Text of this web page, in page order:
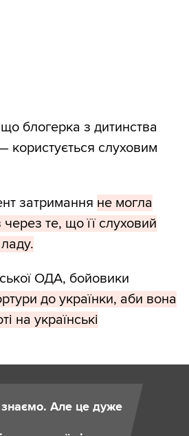
блогерка з дитинства
користується слуховим
затримання не могла
те, що її слуховий
ОДА, бойовики
до українки, аби вона
на українські
Але це дуже